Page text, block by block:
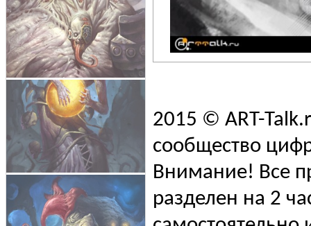
2015 © ART-
сообщество
Внимание! Все
разделен на 2